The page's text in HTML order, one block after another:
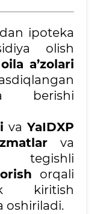
ipoteka
olish
oila a’zolari
berishi
va YaIDXP
va
tegishli
orqali
kiritish
oshiriladi.